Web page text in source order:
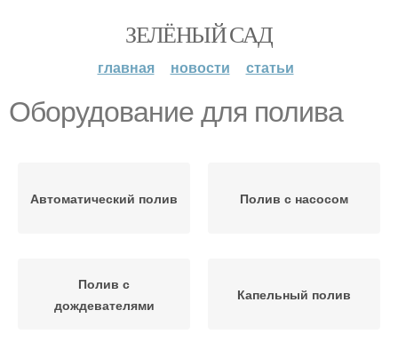
ЗЕЛЁНЫЙ САД
главная новости статьи
Оборудование для полива
Автоматический полив Полив с насосом
Полив с
дождевателями
Капельный полив